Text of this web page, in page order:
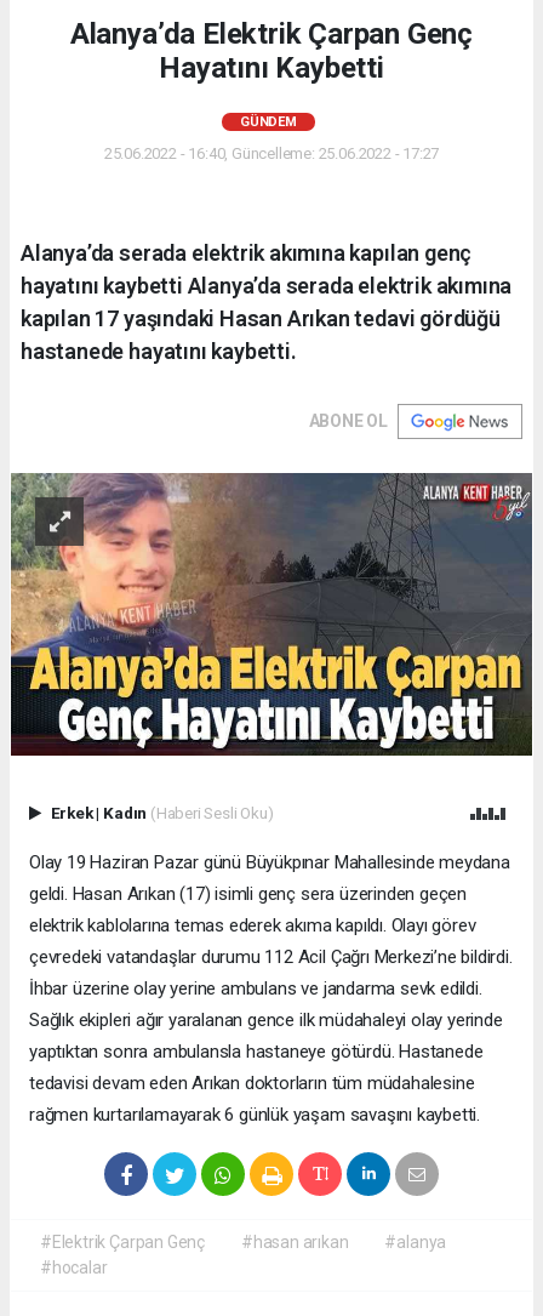
Alanya’da Elektrik Çarpan Genç
Hayatını Kaybetti
GÜNDEM
25.06.2022 - 16:40, Güncelleme: 25.06.2022 - 17:27
Alanya’da serada elektrik akımına kapılan genç
hayatını kaybetti Alanya’da serada elektrik akımına
kapılan 17 yaşındaki Hasan Arıkan tedavi gördüğü
hastanede hayatını kaybetti.
ABONE OL
Erkek| Kadın (Haberi Sesli Oku)
Olay 19 Haziran Pazar günü Büyükpınar Mahallesinde meydana
geldi. Hasan Arıkan (17) isimli genç sera üzerinden geçen
elektrik kablolarına temas ederek akıma kapıldı. Olayı görev
çevredeki vatandaşlar durumu 112 Acil Çağrı Merkezi’ne bildirdi.
İhbar üzerine olay yerine ambulans ve jandarma sevk edildi.
Sağlık ekipleri ağır yaralanan gence ilk müdahaleyi olay yerinde
yaptıktan sonra ambulansla hastaneye götürdü. Hastanede
tedavisi devam eden Arıkan doktorların tüm müdahalesine
rağmen kurtarılamayarak 6 günlük yaşam savaşını kaybetti.
#Elektrik Çarpan Genç #hasan arıkan
#alanya
#hocalar